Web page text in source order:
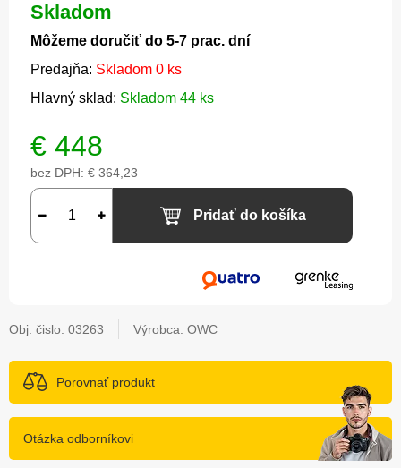
Skladom
Môžeme doručiť do 5-7 prac. dní
Predajňa: Skladom 0 ks
Hlavný sklad: Skladom 44 ks
€ 448
bez DPH: € 364,23
Pridať do košíka
Obj. čislo: 03263 Výrobca: OWC
Porovnať produkt
Otázka odborníkovi